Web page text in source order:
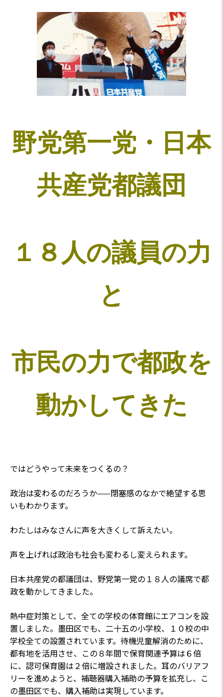
野党第一党・日本
共産党都議団
１８人の議員の力
と
市民の力で都政を
動かしてきた
ではどうやって未来をつくるの？
政治は変わるのだろうか——閉塞感のなかで絶望する思
いもわかります。
わたしはみなさんに声を大きくして訴えたい。
声を上げれば政治も社会も変わるし変えられます。
日本共産党の都議団は、野党第一党の１８人の議席で都
政を動かしてきました。
熱中症対策として、全ての学校の体育館にエアコンを設
置しました。墨田区でも、二十五の小学校、１０校の中
学校全ての設置されています。待機児童解消のために、
都有地を活用させ、この８年間で保育関連予算は６倍
に、認可保育園は２倍に増設されました。耳のバリアフ
リーを進めようと、補聴器購入補助の予算を拡充し、こ
の墨田区でも、購入補助は実現しています。